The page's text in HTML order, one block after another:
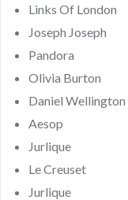
Links Of London
Joseph Joseph
Pandora
Olivia Burton
Daniel Wellington
Aesop
Jurlique
Le Creuset
Jurlique